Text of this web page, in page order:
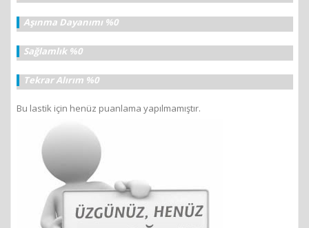
Aşınma Dayanımı %0
Sağlamlık %0
Tekrar Alırım %0
Bu lastik için henüz puanlama yapılmamıştır.